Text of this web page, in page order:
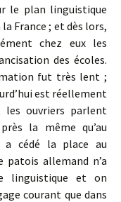
le plan linguistique
France ; et dès lors,
chez eux les
des écoles.
fut très lent ;
est réellement
les ouvriers parlent
la même qu’au
a cédé la place au
patois allemand n’a
linguistique et on
courant que dans